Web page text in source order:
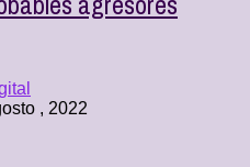
, 2022